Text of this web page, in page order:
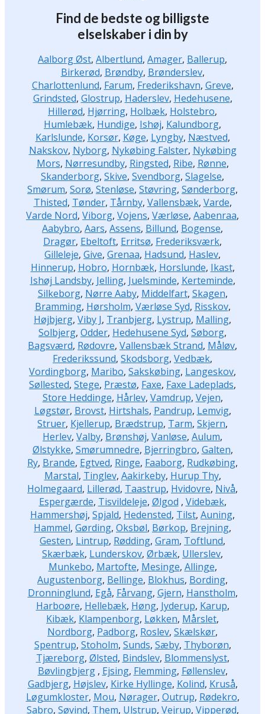
Find de bedste og billigste
elselskaber i din by
Aalborg Øst, Albertlund, Amager, Ballerup,
Birkerød, Brøndby, Brønderslev,
Charlottenlund, Farum, Frederikshavn, Greve,
Grindsted, Glostrup, Haderslev, Hedehusene,
Hillerød, Hjørring, Holbæk, Holstebro,
Humlebæk, Hundige, Ishøj, Kalundborg,
Karlslunde, Korsør, Køge, Lyngby, Næstved,
Nakskov, Nyborg, Nykøbing Falster, Nykøbing
Mors, Nørresundby, Ringsted, Ribe, Rønne,
Skanderborg, Skive, Svendborg, Slagelse,
Smørum, Sorø, Stenløse, Støvring, Sønderborg,
Thisted, Tønder, Tårnby, Vallensbæk, Varde,
Varde Nord, Viborg, Vojens, Værløse, Aabenraa,
Aabybro, Aars, Assens, Billund, Bogense,
Dragør, Ebeltoft, Erritsø, Frederiksværk,
Gilleleje, Give, Grenaa, Hadsund, Haslev,
Hinnerup, Hobro, Hornbæk, Horslunde, Ikast,
Ishøj Landsby, Jelling, Juelsminde, Kerteminde,
Silkeborg, Nørre Aaby, Middelfart, Skagen,
Bramming, Hørsholm, Værløse Syd, Risskov,
Højbjerg, Viby J, Tranbjerg, Lystrup, Malling,
Solbjerg, Odder, Hedehusene Syd, Søborg,
Bagsværd, Rødovre, Vallensbæk Strand, Måløv,
Frederikssund, Skodsborg, Vedbæk,
Vordingborg, Maribo, Sakskøbing, Langeskov,
Søllested, Stege, Præstø, Faxe, Faxe Ladeplads,
Store Heddinge, Hårlev, Vamdrup, Vejen,
Løgstør, Brovst, Hirtshals, Pandrup, Lemvig,
Struer, Kjellerup, Brædstrup, Tarm, Skjern,
Herlev, Valby, Brønshøj, Vanløse, Aulum,
Ølstykke, Smørumnedre, Bjerringbro, Galten,
Ry, Brande, Egtved, Ringe, Faaborg, Rudkøbing,
Marstal, Tinglev, Aakirkeby, Hurup Thy,
Holmegaard, Lillerød, Taastrup, Hvidovre, Nivå,
Espergærde, Tisvildeleje, Ølgod , Videbæk,
Hammershøj, Spjald, Hedensted, Tilst, Auning,
Hammel, Gørding, Oksbøl, Børkop, Brejning,
Gesten, Lintrup, Rødding, Gram, Toftlund,
Skærbæk, Lunderskov, Ørbæk, Ullerslev,
Munkebo, Martofte, Mesinge, Allinge,
Augustenborg, Bellinge, Blokhus, Bording,
Dronninglund, Egå, Fårvang, Gjern, Hanstholm,
Harboøre, Hellebæk, Høng, Jyderup, Karup,
Kibæk, Klampenborg, Løkken, Mårslet,
Nordborg, Padborg, Roslev, Skælskør,
Spentrup, Stoholm, Sunds, Sæby, Thyborøn,
Tjæreborg, Ølsted, Bindslev, Blommenslyst,
Bøvlingbjerg, Ejsing, Flemming, Føllenslev,
Gadbjerg, Højslev, Kirke Hyllinge, Kolind, Kruså,
Løgumkloster, Mou, Nørager, Outrup, Rødekro,
Sabro, Søvind, Them, Ulstrup, Vejrup, Vipperød,